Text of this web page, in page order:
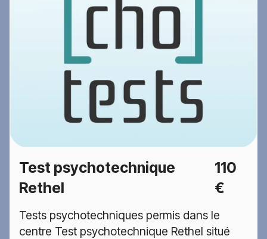
Test psychotechnique
Rethel
110
€
Tests psychotechniques permis dans le
centre Test psychotechnique Rethel situé